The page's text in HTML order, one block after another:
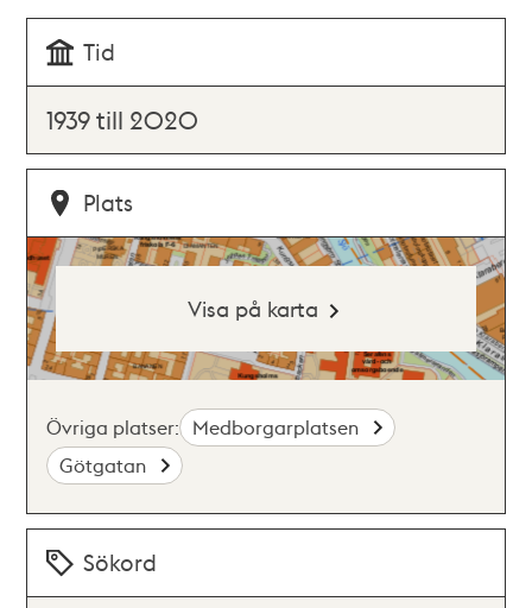
Tid
1939 till 2020
Plats
Visa på karta
Övriga platser: Medborgarplatsen
Götgatan
Sökord